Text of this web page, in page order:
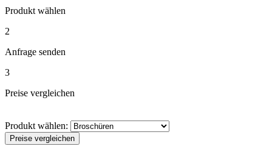
Produkt wählen
2
Anfrage senden
3
Preise vergleichen
Produkt wählen:
Preise vergleichen